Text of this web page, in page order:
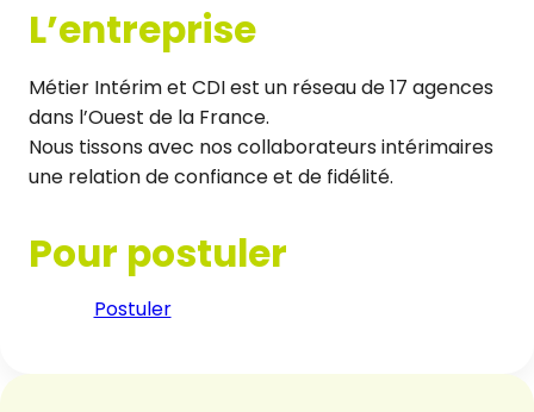
L’entreprise
Métier Intérim et CDI est un réseau de 17 agences
dans l’Ouest de la France.
Nous tissons avec nos collaborateurs intérimaires
une relation de confiance et de fidélité.
Pour postuler
Postuler